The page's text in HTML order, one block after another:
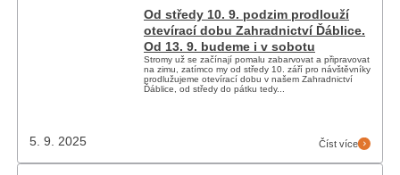
5. 9. 2025
Od středy 10. 9. podzim prodlouží
otevírací dobu Zahradnictví Ďáblice.
Od 13. 9. budeme i v sobotu
Stromy už se začínají pomalu zabarvovat a připravovat
na zimu, zatímco my od středy 10. září pro návštěvníky
prodlužujeme otevírací dobu v našem Zahradnictví
Ďáblice, od středy do pátku tedy...
Číst více